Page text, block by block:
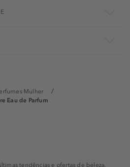
Mulher
Eau de Parfum
tendências e ofertas de beleza.